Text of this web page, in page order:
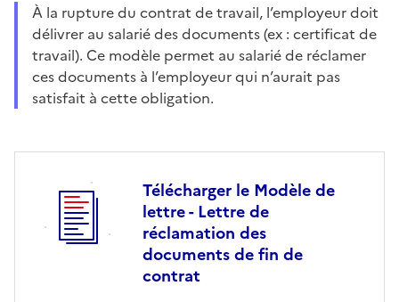
À la rupture du contrat de travail, l’employeur doit
délivrer au salarié des documents (ex : certificat de
travail). Ce modèle permet au salarié de réclamer
ces documents à l’employeur qui n’aurait pas
satisfait à cette obligation.
Télécharger le Modèle de
lettre - Lettre de
réclamation des
documents de fin de
contrat